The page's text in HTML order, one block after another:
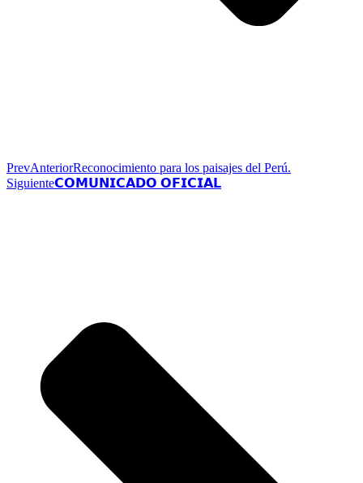
PrevAnteriorReconocimiento para los paisajes del Perú.
Siguiente𝗖𝗢𝗠𝗨𝗡𝗜𝗖𝗔𝗗𝗢 𝗢𝗙𝗜𝗖𝗜𝗔𝗟